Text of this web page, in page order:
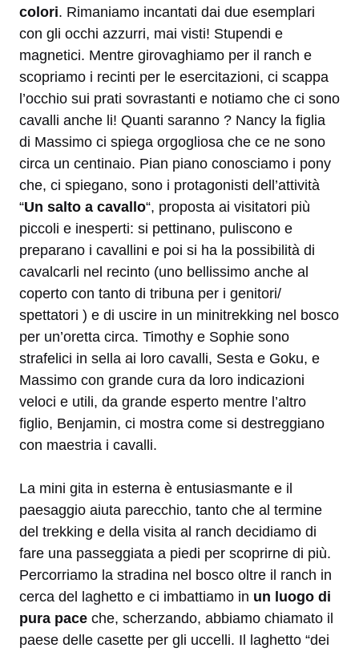
colori. Rimaniamo incantati dai due esemplari
con gli occhi azzurri, mai visti! Stupendi e
magnetici. Mentre girovaghiamo per il ranch e
scopriamo i recinti per le esercitazioni, ci scappa
l’occhio sui prati sovrastanti e notiamo che ci sono
cavalli anche li! Quanti saranno ? Nancy la figlia
di Massimo ci spiega orgogliosa che ce ne sono
circa un centinaio. Pian piano conosciamo i pony
che, ci spiegano, sono i protagonisti dell’attività
“Un salto a cavallo“, proposta ai visitatori più
piccoli e inesperti: si pettinano, puliscono e
preparano i cavallini e poi si ha la possibilità di
cavalcarli nel recinto (uno bellissimo anche al
coperto con tanto di tribuna per i genitori/
spettatori ) e di uscire in un minitrekking nel bosco
per un’oretta circa. Timothy e Sophie sono
strafelici in sella ai loro cavalli, Sesta e Goku, e
Massimo con grande cura da loro indicazioni
veloci e utili, da grande esperto mentre l’altro
figlio, Benjamin, ci mostra come si destreggiano
con maestria i cavalli.
La mini gita in esterna è entusiasmante e il
paesaggio aiuta parecchio, tanto che al termine
del trekking e della visita al ranch decidiamo di
fare una passeggiata a piedi per scoprirne di più.
Percorriamo la stradina nel bosco oltre il ranch in
cerca del laghetto e ci imbattiamo in un luogo di
pura pace che, scherzando, abbiamo chiamato il
paese delle casette per gli uccelli. Il laghetto “dei